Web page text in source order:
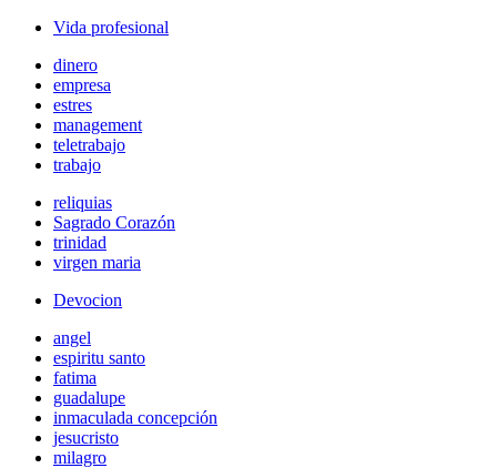
Vida profesional
dinero
empresa
estres
management
teletrabajo
trabajo
reliquias
Sagrado Corazón
trinidad
virgen maria
Devocion
angel
espiritu santo
fatima
guadalupe
inmaculada concepción
jesucristo
milagro